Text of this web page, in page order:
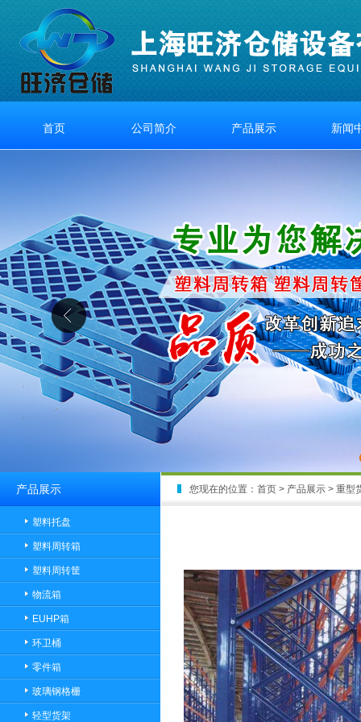
首页 公司简介 产品展示 新闻
产品展示
塑料托盘
塑料周转箱
塑料周转筐
物流箱
EUHP箱
环卫桶
零件箱
玻璃钢格栅
轻型货架
您现在的位置： 首页 > 产品展示 > 重型